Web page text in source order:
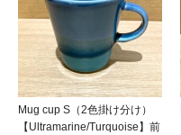
Mug cup S（2色掛け分け）
【Ultramarine/Turquoise】前